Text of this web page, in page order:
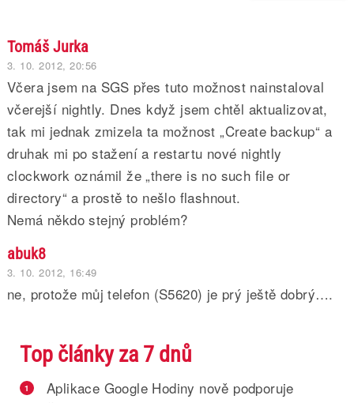
Tomáš Jurka
3. 10. 2012, 20:56
Včera jsem na SGS přes tuto možnost nainstaloval
včerejší nightly. Dnes když jsem chtěl aktualizovat,
tak mi jednak zmizela ta možnost „Create backup“ a
druhak mi po stažení a restartu nové nightly
clockwork oznámil že „there is no such file or
directory“ a prostě to nešlo flashnout.
Nemá někdo stejný problém?
abuk8
3. 10. 2012, 16:49
ne, protože můj telefon (S5620) je prý ještě dobrý….
Top články za 7 dnů
1
Aplikace Google Hodiny nově podporuje